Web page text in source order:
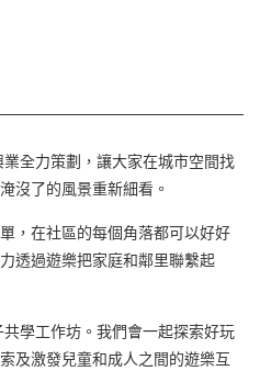
全力策劃，讓大家在城市空間找
沒了的風景重新細看。
，在社區的每個角落都可以好好
透過遊樂把家庭和鄰里聯繫起
學工作坊。我們會一起探索好玩
及激發兒童和成人之間的遊樂互